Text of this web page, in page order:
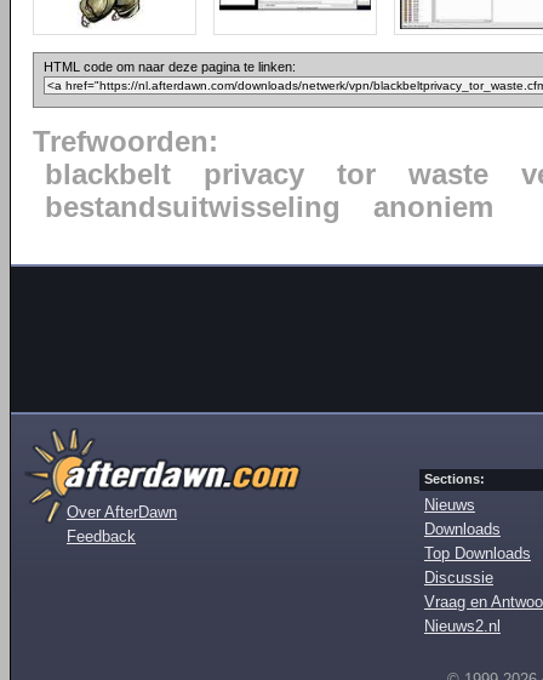
HTML code om naar deze pagina te linken:
Trefwoorden:
blackbelt
privacy tor waste
bestandsuitwisseling
anoniem
Over AfterDawn
Feedback
Sections:
Nieuws
Downloads
Top Downloads
Discussie
Vraag en
Nieuws2.nl